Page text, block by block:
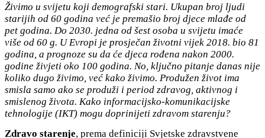
Živimo u svijetu koji demografski stari. Ukupan broj ljudi
starijih od 60 godina već je premašio broj djece mlađe od
pet godina. Do 2030. jedna od šest osoba u svijetu imaće
više od 60 g. U Evropi je prosječan životni vijek 2018. bio 81
godina, a prognoze su da će djeca rođena nakon 2000.
godine živjeti oko 100 godina. No, ključno pitanje danas nije
koliko dugo živimo, već kako živimo. Produžen život ima
smisla samo ako se produži i period zdravog, aktivnog i
smislenog života. Kako informacijsko-komunikacijske
tehnologije (IKT) mogu doprinijeti zdravom starenju?
Zdravo starenje, prema definiciji Svjetske zdravstvene